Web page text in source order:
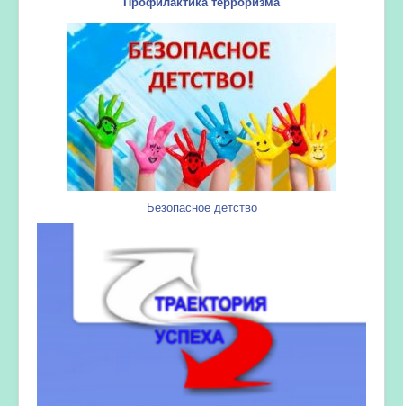
Безопасное детство